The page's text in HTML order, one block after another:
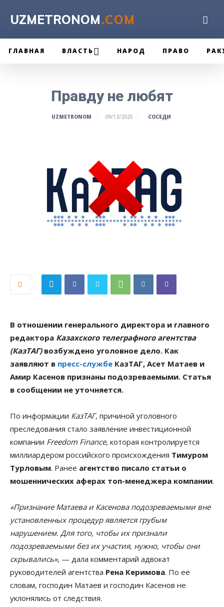
UZMETRONOM.COM
ГЛАВНАЯ ВЛАСТЬ НАРОД ПРАВО
Правду не любят
UZMETRONOM 09/12/2025 СОСЕДИ
В отношении генерального директора и главного
редактора Казахского телеграфного агентства
(КазТАГ)возбуждено уголовное дело. Как
заявляют в пресс-службе КазТАГ, Асет Матаев и
Амир Касенов признаны подозреваемыми. Статья
в сообщении не уточняется.
По информации КазТАГ, причиной уголовного
преследования стало заявление инвестиционной
компании Freedom Finance, которая контролируется
миллиардером российского происхождения Тимуром
Турловым. Ранее агентство писало статьи о
мошеннических аферах топ-менеджера компании.
«Признание Матаева и Касенова подозреваемыми вне
установленных процедур является грубым
нарушением. Для того, чтобы их признали
подозреваемыми без их участия, нужно, чтобы они
скрывались», — дала комментарий адвокат
руководителей агентства Рена Керимова. По ее
словам, господин Матаев и господин Касенов не
уклонялись от следствия.